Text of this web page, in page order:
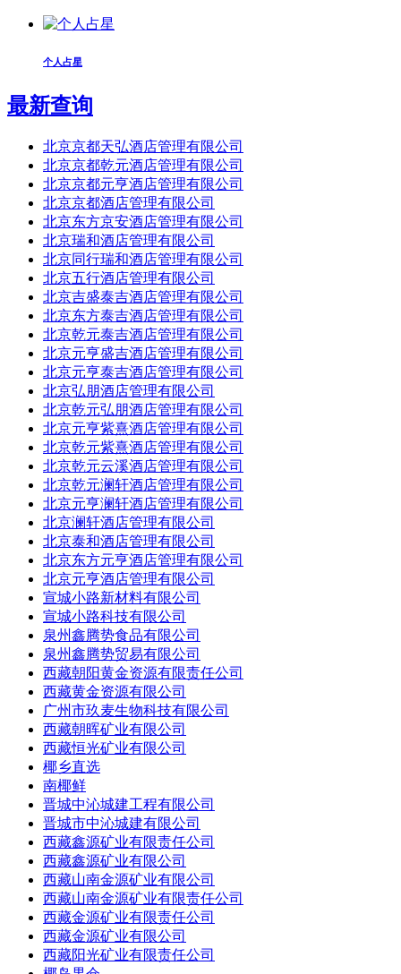
个人占星
最新查询
北京京都天弘酒店管理有限公司
北京京都乾元酒店管理有限公司
北京京都元亨酒店管理有限公司
北京京都酒店管理有限公司
北京东方京安酒店管理有限公司
北京瑞和酒店管理有限公司
北京同行瑞和酒店管理有限公司
北京五行酒店管理有限公司
北京吉盛泰吉酒店管理有限公司
北京东方泰吉酒店管理有限公司
北京乾元泰吉酒店管理有限公司
北京元亨盛吉酒店管理有限公司
北京元亨泰吉酒店管理有限公司
北京弘朋酒店管理有限公司
北京乾元弘朋酒店管理有限公司
北京元亨紫熹酒店管理有限公司
北京乾元紫熹酒店管理有限公司
北京乾元云溪酒店管理有限公司
北京乾元澜轩酒店管理有限公司
北京元亨澜轩酒店管理有限公司
北京澜轩酒店管理有限公司
北京泰和酒店管理有限公司
北京东方元亨酒店管理有限公司
北京元亨酒店管理有限公司
宣城小路新材料有限公司
宣城小路科技有限公司
泉州鑫腾势食品有限公司
泉州鑫腾势贸易有限公司
西藏朝阳黄金资源有限责任公司
西藏黄金资源有限公司
广州市玖麦生物科技有限公司
西藏朝晖矿业有限公司
西藏恒光矿业有限公司
椰乡直选
南椰鲜
晋城中沁城建工程有限公司
晋城市中沁城建有限公司
西藏鑫源矿业有限责任公司
西藏鑫源矿业有限公司
西藏山南金源矿业有限公司
西藏山南金源矿业有限责任公司
西藏金源矿业有限责任公司
西藏金源矿业有限公司
西藏阳光矿业有限责任公司